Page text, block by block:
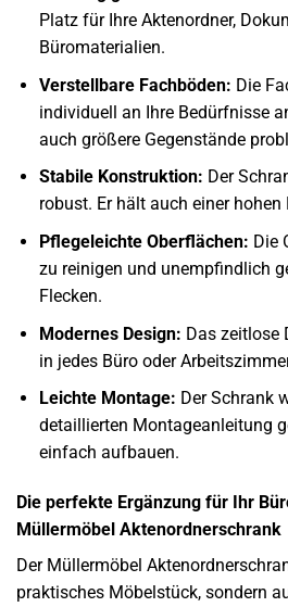
Platz für Ihre Aktenordner,
Büromaterialien.
Verstellbare Fachböden: Die
individuell an Ihre Bedürfnisse
auch größere Gegenstände
Stabile Konstruktion: Der
robust. Er hält auch einer
Pflegeleichte Oberflächen: Die
zu reinigen und unempfindlich
Flecken.
Modernes Design: Das zeitlose
in jedes Büro oder
Leichte Montage: Der Schrank
detaillierten Montageanleitung
einfach aufbauen.
Die perfekte Ergänzung für Ihr
Müllermöbel Aktenordnerschrank
Der Müllermöbel
praktisches Möbelstück, sondern